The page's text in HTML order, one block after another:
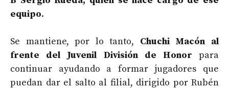
equipo.
Se mantiene, por lo tanto, Chuchi Macón al
frente del Juvenil División de Honor para
continuar ayudando a formar jugadores que
puedan dar el salto al filial, dirigido por Rubén